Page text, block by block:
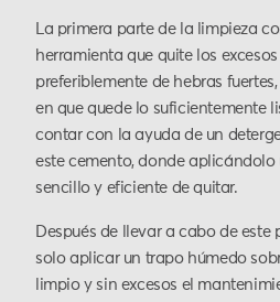
La primera parte de la limpieza
herramienta que quite los
preferiblemente de hebras
en que quede lo suficientemente
contar con la ayuda de un
este cemento, donde aplicándolo
sencillo y eficiente de quitar.
Después de llevar a cabo de
solo aplicar un trapo húmedo
limpio y sin excesos el